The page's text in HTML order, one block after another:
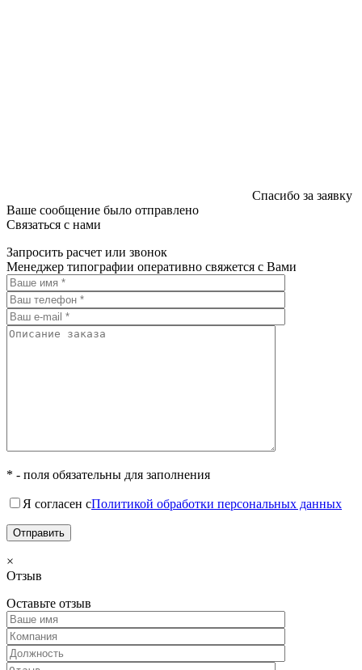
Спасибо за заявку
Ваше сообщение было отправлено
Связаться с нами
Запросить расчет или звонок
Менеджер типографии оперативно свяжется с Вами
* - поля обязательны для заполнения
Я согласен сПолитикой обработки персональных данных
×
Отзыв
Оставьте отзыв